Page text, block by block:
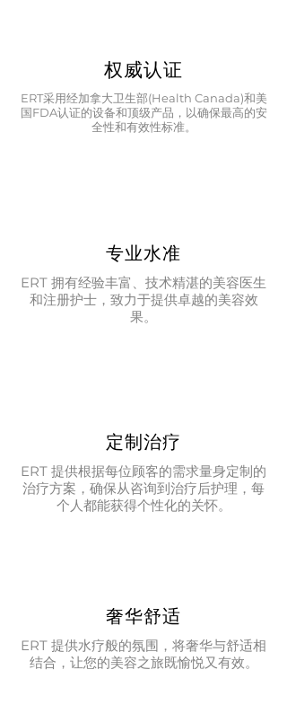
权威认证
ERT采用经加拿大卫生部(Health Canada)和美
国FDA认证的设备和顶级产品，以确保最高的安
全性和有效性标准。
专业水准
ERT 拥有经验丰富、技术精湛的美容医生
和注册护士，致力于提供卓越的美容效
果。
定制治疗
ERT 提供根据每位顾客的需求量身定制的
治疗方案，确保从咨询到治疗后护理，每
个人都能获得个性化的关怀。
奢华舒适
ERT 提供水疗般的氛围，将奢华与舒适相
结合，让您的美容之旅既愉悦又有效。